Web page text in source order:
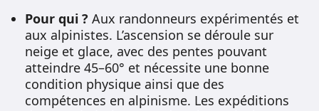
Pour qui ? Aux randonneurs expérimentés et
aux alpinistes. L’ascension se déroule sur
neige et glace, avec des pentes pouvant
atteindre 45–60° et nécessite une bonne
condition physique ainsi que des
compétences en alpinisme. Les expéditions